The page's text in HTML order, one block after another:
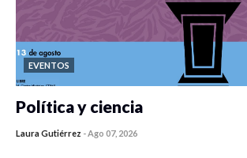
EVENTOS
Política y ciencia
Laura Gutiérrez -Ago 07, 2026